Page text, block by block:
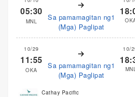
05:30
MNL
Sa pamamagitan ng1
(Mga) Paglipat
10/29
11:55
OKA
Sa pamamagitan ng1
(Mga) Paglipat
10/
MNL
Cathay Pacific